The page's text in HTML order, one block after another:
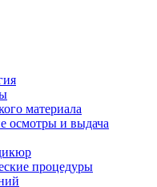
материала
осмотры и выдача
процедуры